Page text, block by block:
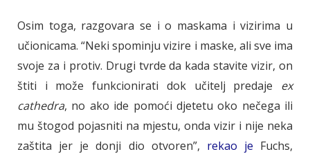
Osim toga, razgovara se i o maskama i vizirima u
učionicama. “Neki spominju vizire i maske, ali sve ima
svoje za i protiv. Drugi tvrde da kada stavite vizir, on
štiti i može funkcionirati dok učitelj predaje ex
cathedra, no ako ide pomoći djetetu oko nečega ili
mu štogod pojasniti na mjestu, onda vizir i nije neka
zaštita jer je donji dio otvoren”, rekao je Fuchs,